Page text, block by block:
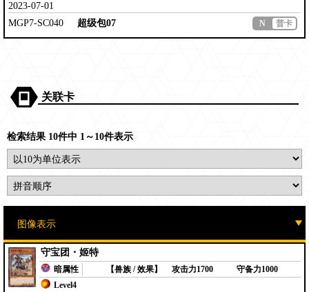
2023-07-01
MGP7-SC040
超级包07 N 普卡
关联卡
检索结果 10件中 1～10件表示
守宝团・姬特
暗属性
【兽族 / 效果】
Level4
攻击力1700 守备力1000